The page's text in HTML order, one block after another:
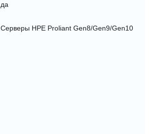
да
Серверы HPE Proliant Gen8/Gen9/Gen10